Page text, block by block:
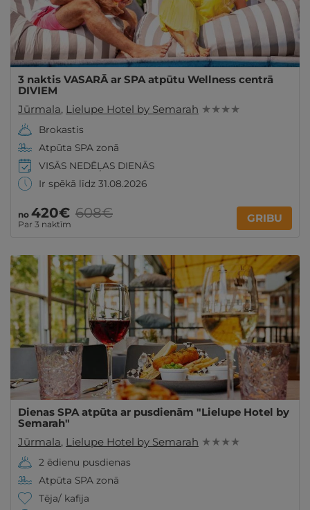
3 naktis VASARĀ ar SPA atpūtu Wellness centrā
DIVIEM
Jūrmala, Lielupe Hotel by Semarah ★ ★ ★ ★
Brokastis
Atpūta SPA zonā
VISĀS NEDĒĻAS DIENĀS
Ir spēkā līdz 31.08.2026
no 420€
Par 3 naktīm
608€ GRIBU
Dienas SPA atpūta ar pusdienām "Lielupe Hotel by
Semarah"
Jūrmala, Lielupe Hotel by Semarah ★ ★ ★ ★
2 ēdienu pusdienas
Atpūta SPA zonā
Tēja/ kafija